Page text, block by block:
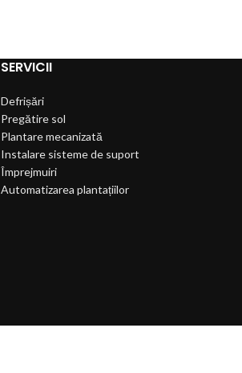
SERVICII
Defrișări
Pregătire sol
Plantare mecanizată
Instalare sisteme de suport
Împrejmuiri
Automatizarea plantațiilor